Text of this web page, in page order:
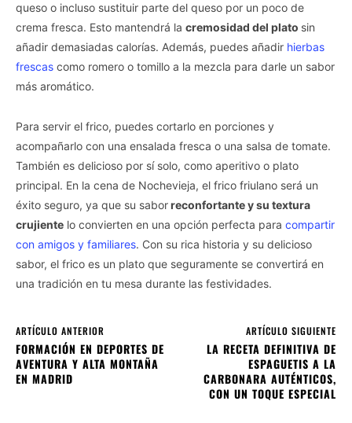
queso o incluso sustituir parte del queso por un poco de
crema fresca. Esto mantendrá la cremosidad del plato sin
añadir demasiadas calorías. Además, puedes añadir hierbas
frescas como romero o tomillo a la mezcla para darle un sabor
más aromático.
Para servir el frico, puedes cortarlo en porciones y
acompañarlo con una ensalada fresca o una salsa de tomate.
También es delicioso por sí solo, como aperitivo o plato
principal. En la cena de Nochevieja, el frico friulano será un
éxito seguro, ya que su saborreconfortante y su textura
crujiente lo convierten en una opción perfecta para compartir
con amigos y familiares. Con su rica historia y su delicioso
sabor, el frico es un plato que seguramente se convertirá en
una tradición en tu mesa durante las festividades.
ARTÍCULO ANTERIOR
FORMACIÓN EN DEPORTES DE
AVENTURA Y ALTA MONTAÑA
EN MADRID
ARTÍCULO SIGUIENTE
LA RECETA DEFINITIVA DE
ESPAGUETIS A LA
CARBONARA AUTÉNTICOS,
CON UN TOQUE ESPECIAL